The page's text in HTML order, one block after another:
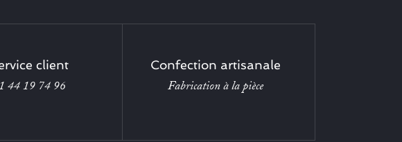
client
44 19 74 96
Confection artisanale
Fabrication à la pièce